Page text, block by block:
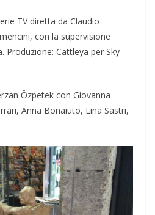
TV diretta da Claudio
con la supervisione
Produzione: Cattleya per Sky
Özpetek con Giovanna
Anna Bonaiuto, Lina Sastri,